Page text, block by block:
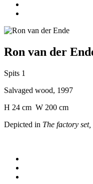
Ron van der
Spits 1
Salvaged wood, 1997
H 24 cm W 200 cm
Depicted in The factory